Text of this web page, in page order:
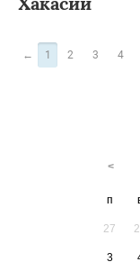
← 1 2 3 4
п
27
3